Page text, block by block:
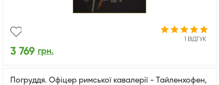
1 ВІДГУК
3 769 грн.
Погруддя. Офіцер римської кавалерії - Тайленхофен,